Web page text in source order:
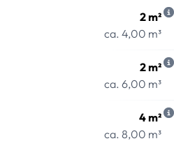
2 m²
ca. 4,00 m³
2 m²
ca. 6,00 m³
4 m²
ca. 8,00 m³